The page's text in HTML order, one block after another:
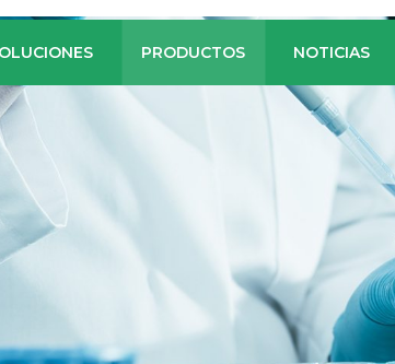
PRODUCTOS NOTICIAS